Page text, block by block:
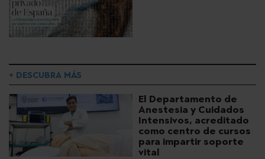
+ DESCUBRA MÁS
El Departamento de
Anestesia y Cuidados
Intensivos, acreditado
como centro de cursos
para impartir soporte
vital